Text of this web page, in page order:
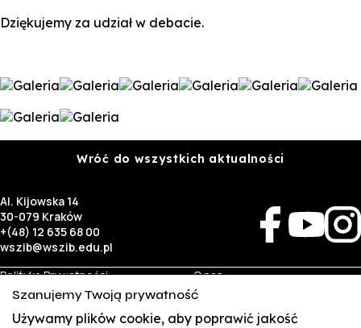
Dziękujemy za udział w debacie.
Wróć do wszystkich aktualności
Al. Kijowska 14
30-079 Kraków
+(48) 12 635 68 00
wszib@wszib.edu.pl
Polityka Prywatności
RODO
Identyfikacja wizualna
O nas
Rekrutacja
Studia
Kontakt
Szanujemy Twoją prywatność
Używamy plików cookie, aby poprawić jakość